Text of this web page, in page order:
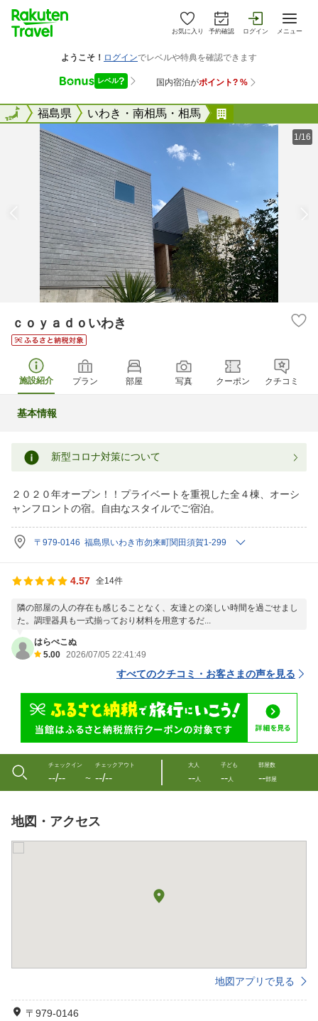
お気に入り 予約確認 ログイン メニュー
全国福島県 いわき・南相馬・相馬
全国
1/16
ｃｏｙａｄｏいわき
施設紹介 プラン 部屋 写真 クーポン クチコミ
基本情報
新型コロナ対策について
２０２０年オープン！！プライベートを重視した全４棟、オーシ
ャンフロントの宿。自由なスタイルでご宿泊。
〒979-0146 福島県いわき市勿来町関田須賀1-299
4.57 全14件
隣の部屋の人の存在も感じることなく、友達との楽しい時間を過ごせまし
た。調理器具も一式揃っており材料を用意するだ...
はらぺこぬ
5.00 2026/07/05 22:41:49
すべてのクチコミ・お客さまの声を見る
チェックイン
--/-- 〜
チェックアウト
--/--
大人
--人
子ども
--人
部屋数
--部屋
地図・アクセス
地図アプリで見る
〒979-0146